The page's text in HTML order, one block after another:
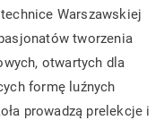
Warszawskiej
tworzenia
otwartych dla
formę luźnych
prowadzą prelekcje i